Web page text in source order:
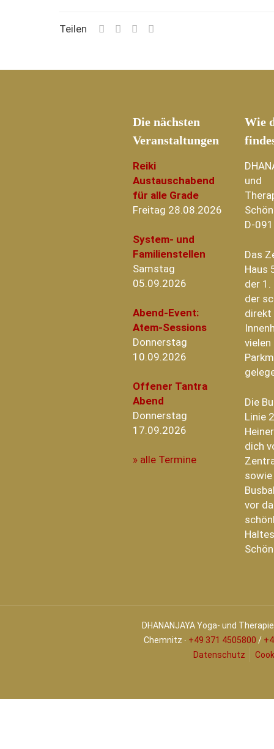
Teilen
Die nächsten
Veranstaltungen
Reiki
Austauschabend
für alle Grade
Freitag 28.08.2026
System- und
Familienstellen
Samstag
05.09.2026
Abend-Event:
Atem-Sessions
Donnerstag
10.09.2026
Offener Tantra
Abend
Donnerstag
17.09.2026
» alle Termine
Wie
und
D-
Das
Haus
der 1.
der
direkt
vielen
Die
Linie
dich
vor
DHANANJAYA Yoga- und
Chemnitz ∙ +49 371 4505800 /
Datenschutz